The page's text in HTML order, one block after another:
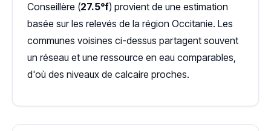
Conseillère (27.5°f) provient de une estimation
basée sur les relevés de la région Occitanie. Les
communes voisines ci-dessus partagent souvent
un réseau et une ressource en eau comparables,
d'où des niveaux de calcaire proches.